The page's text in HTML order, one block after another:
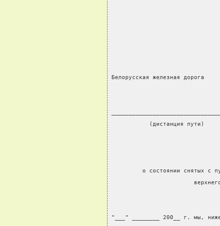
Белорусская железная дорога
           (дистанция пути)
о состоянии снятых с
"___" ________ 200__ г. мы,